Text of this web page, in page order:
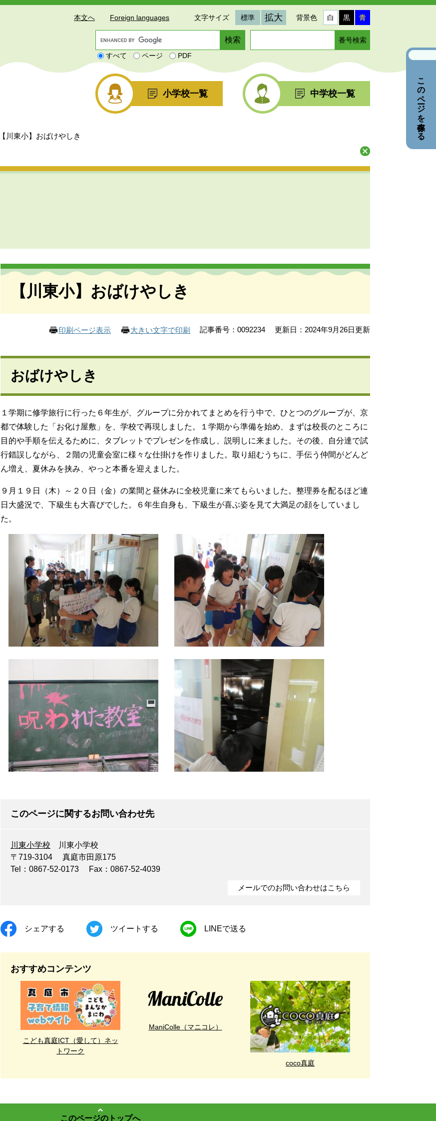
本文へ Foreign languages 文字サイズ 標準 拡大 背景色 白 黒 青
o
e
カ
ス
すべて ページ PDF
番
号
入
力
小学校一覧 中学校一覧
【川東小】おばけやしき
本
【川東小】おばけやしき
印刷ページ表示 大きい文字で印刷 記事番号：0092234 更新日：2024年9月26日更新
おばけやしき
１学期に修学旅行に行った６年生が、グループに分かれてまとめを行う中で、ひとつのグループが、京
都で体験した「お化け屋敷」を、学校で再現しました。１学期から準備を始め、まずは校長のところに
目的や手順を伝えるために、タブレットでプレゼンを作成し、説明しに来ました。その後、自分達で試
行錯誤しながら、２階の児童会室に様々な仕掛けを作りました。取り組むうちに、手伝う仲間がどんど
ん増え、夏休みを挟み、やっと本番を迎えました。
９月１９日（木）～２０日（金）の業間と昼休みに全校児童に来てもらいました。整理券を配るほど連
日大盛況で、下級生も大喜びでした。６年生自身も、下級生が喜ぶ姿を見て大満足の顔をしていまし
た。
このページに関するお問い合わせ先
川東小学校
川東小学校
〒719-3104
真庭市田原175
Tel：0867-52-0173
Fax：0867-52-4039
メールでのお問い合わせはこちら
シェアする ツイートする LINEで送る
おすすめコンテンツ
こども真庭ICT（愛して）ネッ
トワーク
ManiColle（マニコレ）
coco真庭
このページのトップへ
このページを保存する